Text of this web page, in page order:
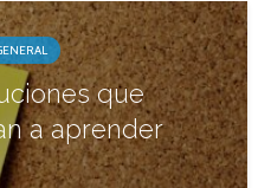
que
a aprender